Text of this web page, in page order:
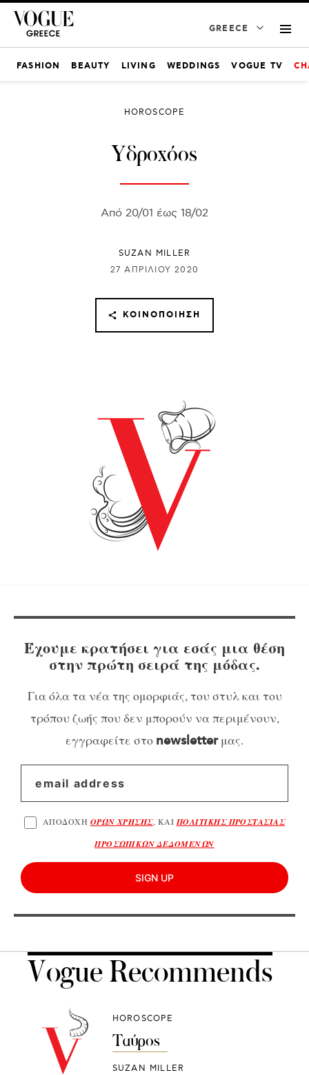
GREECE
FASHION BEAUTY LIVING WEDDINGS VOGUE TV
HOROSCOPE
Υδροχόος
Από 20/01 έως 18/02
SUZAN MILLER
27 ΑΠΡΙΛΊΟΥ 2020
ΚΟΙΝΟΠΟΊΗΣΗ
Έχουμε κρατήσει για εσάς μια θέση
στην πρώτη σειρά της μόδας.
Για όλα τα νέα της ομορφιάς, του στυλ και του
τρόπου ζωής που δεν μπορούν να περιμένουν,
εγγραφείτε στο newsletterμας.
ΑΠΟΔΟΧΗ ΟΡΩΝ ΧΡΗΣΗΣ, ΚΑΙ ΠΟΛΙΤΙΚΗΣ ΠΡΟΣΤΑΣΙΑΣ
ΠΡΟΣΩΠΙΚΩΝ ΔΕΔΟΜΕΝΩΝ
SIGN UP
Vogue Recommends
HOROSCOPE
Ταύρος
SUZAN MILLER